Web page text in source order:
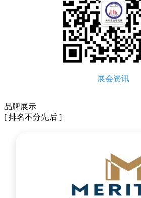
展会资讯
品牌展示
[ 排名不分先后 ]